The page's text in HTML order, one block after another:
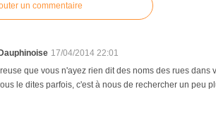
un commentaire
17/04/2014 22:01
que vous n'ayez rien dit des noms des rues dans
le dites parfois, c'est à nous de rechercher un peu